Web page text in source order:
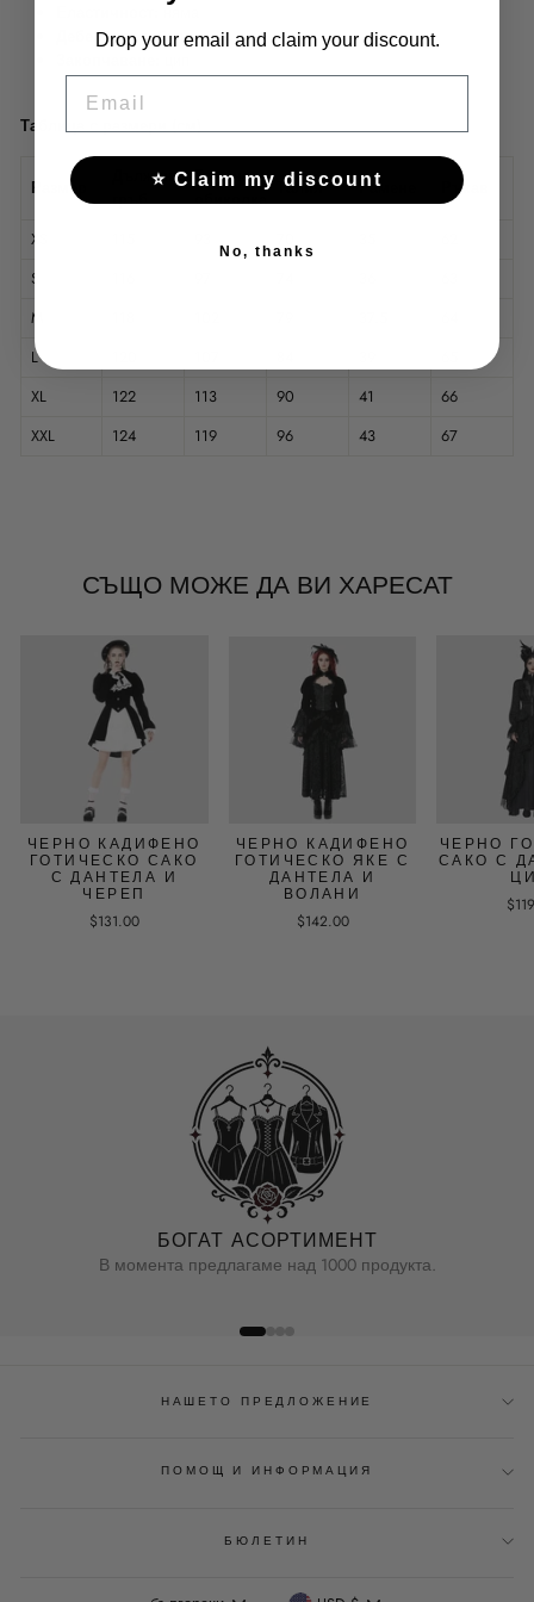
няма
Дебелина:дебела
Таблица с размери (см)
Размер
Дължина
гръб
Гръдна
обиколка
Талия Рамене Ръкав
XS
S
M
L
XL
122 113 90 41
66
XXL
124 119 96 43 67
СЪЩО МОЖЕ ДА ВИ ХАРЕСАТ
ЧЕРНО КАДИФЕНО
ГОТИЧЕСКО САКО
С ДАНТЕЛА И
ЧЕРЕП
$131.00
ЧЕРНО КАДИФЕНО
ГОТИЧЕСКО ЯКЕ С
ДАНТЕЛА И
ВОЛАНИ
$142.00
ЧЕРНО
САКО С
БОГАТ АСОРТИМЕНТ
В момента предлагаме над 1000 продукта.
НАШЕТО ПРЕДЛОЖЕНИЕ
ПОМОЩ И ИНФОРМАЦИЯ
БЮЛЕТИН
Drop your email and claim your discount.
⭐ Claim my discount
No, thanks